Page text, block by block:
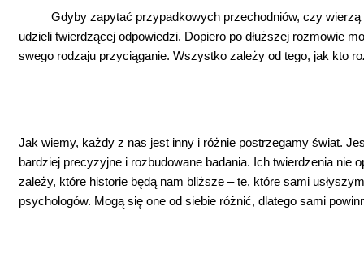
Gdyby zapytać przypadkowych przechodniów, czy
udzieli twierdzącej odpowiedzi. Dopiero po dłuższej rozmowie
swego rodzaju przyciąganie. Wszystko zależy od tego, jak kto
Jak wiemy, każdy z nas jest inny i różnie postrzegamy świat.
bardziej precyzyjne i rozbudowane badania. Ich twierdzenia
zależy, które historie będą nam bliższe – te, które sami
psychologów. Mogą się one od siebie różnić, dlatego sami